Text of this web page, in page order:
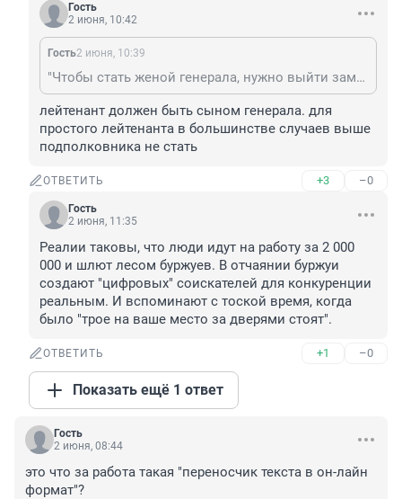
Гость
2 июня, 10:42
Гость2 июня, 10:39
"Чтобы стать женой генерала, нужно выйти замуж за лейтенанта" К сожалению, нашим бизнесменам это даже в голову не приходит.
лейтенант должен быть сыном генерала. для
простого лейтенанта в большинстве случаев выше
подполковника не стать
ОТВЕТИТЬ +3 –0
Гость
2 июня, 11:35
Реалии таковы, что люди идут на работу за 2 000
000 и шлют лесом буржуев. В отчаянии буржуи
создают "цифровых" соискателей для конкуренции
реальным. И вспоминают с тоской время, когда
было "трое на ваше место за дверями стоят".
ОТВЕТИТЬ +1 –0
Показать ещё 1 ответ
Гость
2 июня, 08:44
это что за работа такая "переносчик текста в он-лайн
формат"?